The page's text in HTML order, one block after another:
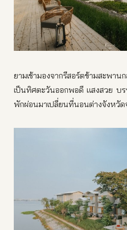
ยามเช้ามองจากรีสอร์ตข้ามสะพา
เป็นทิศตะวันออกพอดี แสงสวย บร
พักผ่อนมาเปลี่ยนที่นอนต่างจังหวัด